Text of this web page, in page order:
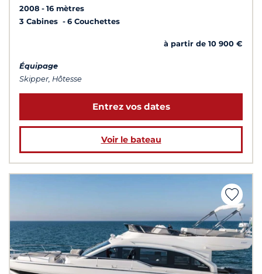
2008
16 mètres
3 Cabines
6 Couchettes
à partir de 10 900 €
Équipage
Skipper, Hôtesse
Entrez vos dates
Voir le bateau